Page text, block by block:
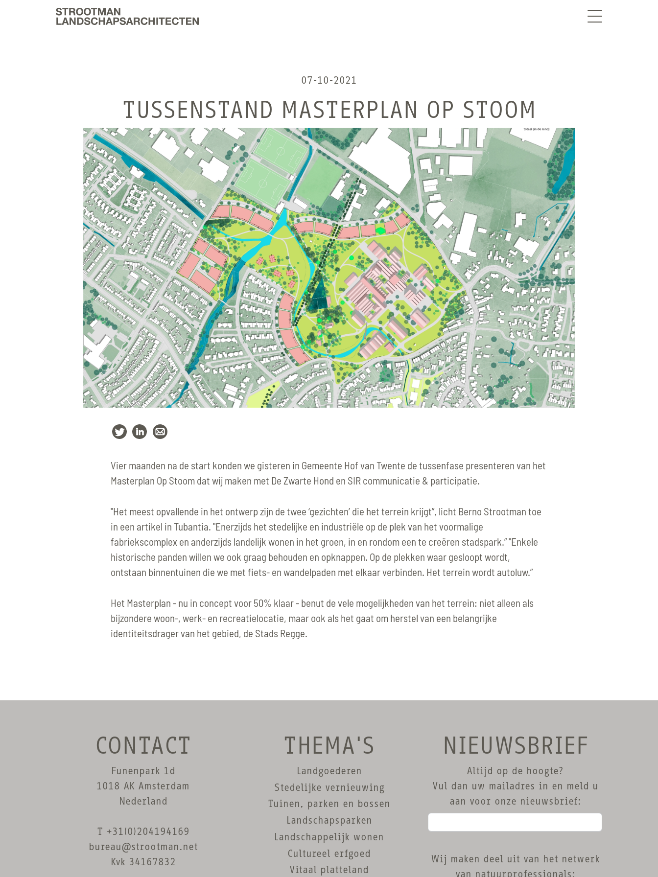
HOME
BUREAU
CONTACT
07-10-2021
TUSSENSTAND MASTERPLAN OP STOOM
Vier maanden na de start konden we gisteren in Gemeente Hof van Twente de tussenfase presenteren van het
Masterplan Op Stoom dat wij maken met De Zwarte Hond en SIR communicatie & participatie.
"Het meest opvallende in het ontwerp zijn de twee ‘gezichten’ die het terrein krijgt”, licht Berno Strootman toe
in een artikel in Tubantia. "Enerzijds het stedelijke en industriële op de plek van het voormalige
fabriekscomplex en anderzijds landelijk wonen in het groen, in en rondom een te creëren stadspark.” "Enkele
historische panden willen we ook graag behouden en opknappen. Op de plekken waar gesloopt wordt,
ontstaan binnentuinen die we met fiets- en wandelpaden met elkaar verbinden. Het terrein wordt autoluw.”
Het Masterplan - nu in concept voor 50% klaar - benut de vele mogelijkheden van het terrein: niet alleen als
bijzondere woon-, werk- en recreatielocatie, maar ook als het gaat om herstel van een belangrijke
identiteitsdrager van het gebied, de Stads Regge.
CONTACT
Funenpark 1d
1018 AK Amsterdam
Nederland
T +31(0)204194169
bureau@strootman.net
Kvk 34167832
THEMA'S
Landgoederen
Stedelijke vernieuwing
Tuinen, parken en bossen
Landschapsparken
Landschappelijk wonen
Cultureel erfgoed
Vitaal platteland
NIEUWSBRIEF
Altijd op de hoogte?
Vul dan uw mailadres in en meld u
aan voor onze nieuwsbrief:
Wij maken deel uit van het netwerk
van natuurprofessionals: